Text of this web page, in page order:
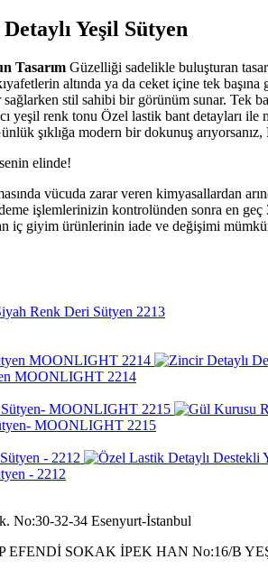
Yeşil Sütyen
Tasarım Güzelliği sadelikle buluşturan
altında ya da ceket içine tek
stil sahibi bir görünüm sunar. Tek
yeşil renk tonu Özel lastik bant detayları ile
şıklığa modern bir dokunuş
elinde!
vücuda zarar veren kimyasallardan
işlemlerinizin kontrolünden sonra en geç
iç giyim ürünlerinin iade ve değişimi
MOONLIGHT 2214
MOONLIGHT 2215
- 2212
No:30-32-34 Esenyurt-İstanbul
EFENDİ SOKAK İPEK HAN No:16/B